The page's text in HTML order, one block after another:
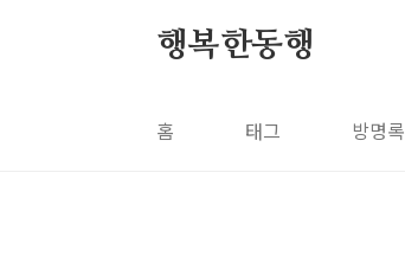
행복한동행
홈 태그 방명록